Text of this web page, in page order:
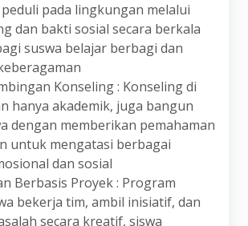
pada lingkungan melalui
dan bakti sosial secara berkala
suswa belajar berbagi dan
Konseling : Konseling di
hanya akademik, juga bangun
dengan memberikan pemahaman
untuk mengatasi berbagai
dan sosial
Berbasis Proyek : Program
bekerja tim, ambil inisiatif, dan
secara kreatif, siswa